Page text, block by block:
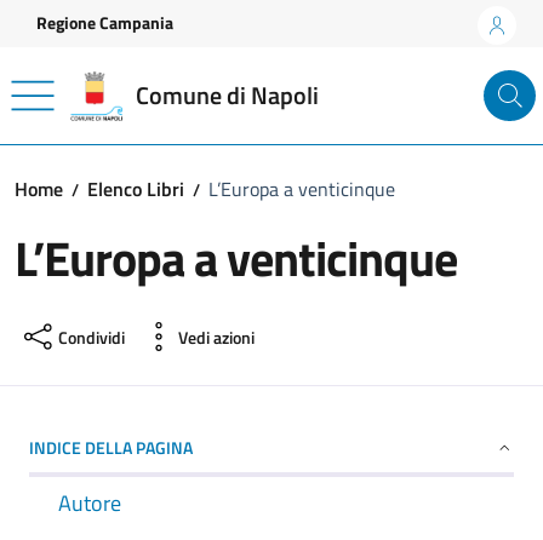
Vai ai contenuti
Vai al footer
Regione Campania
Comune di Napoli
Home Elenco Libri L’Europa a venticinque
L’Europa a venticinque
Condividi Vedi azioni
INDICE DELLA PAGINA
Autore